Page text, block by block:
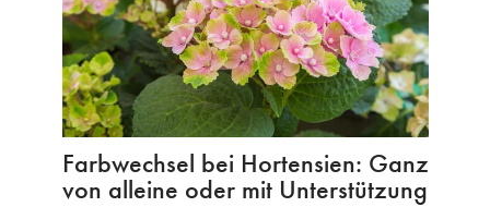
Farbwechsel bei Hortensien: Ganz
von alleine oder mit Unterstützung